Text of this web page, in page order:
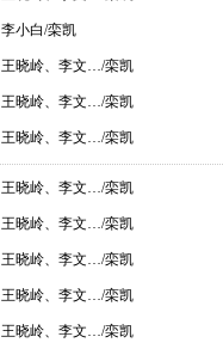
李小白/栾凯
王晓岭、李文…/栾凯
王晓岭、李文…/栾凯
王晓岭、李文…/栾凯
王晓岭、李文…/栾凯
王晓岭、李文…/栾凯
王晓岭、李文…/栾凯
王晓岭、李文…/栾凯
王晓岭、李文…/栾凯